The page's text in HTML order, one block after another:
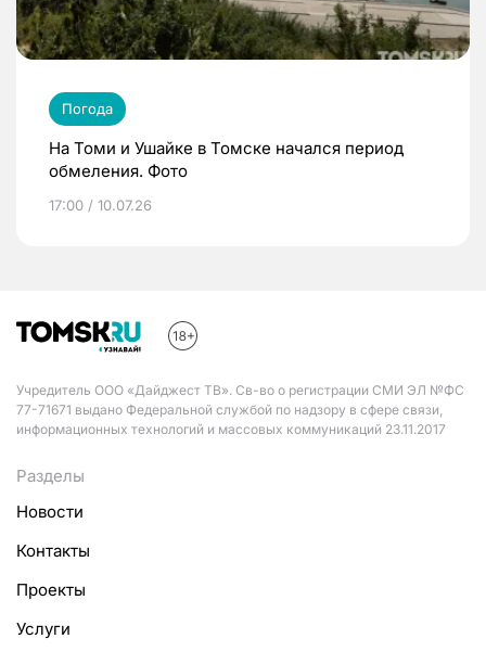
Погода
На Томи и Ушайке в Томске начался период
обмеления. Фото
17:00 / 10.07.26
Учредитель ООО «Дайджест ТВ». Св-во о регистрации СМИ ЭЛ №ФС
77-71671 выдано Федеральной службой по надзору в сфере связи,
информационных технологий и массовых коммуникаций 23.11.2017
Разделы
Новости
Контакты
Проекты
Услуги